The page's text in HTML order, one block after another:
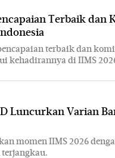
Terbaik dan
terbaik dan
kehadirannya di IIMS
Luncurkan Varian
momen IIMS 2026
terjangkau.